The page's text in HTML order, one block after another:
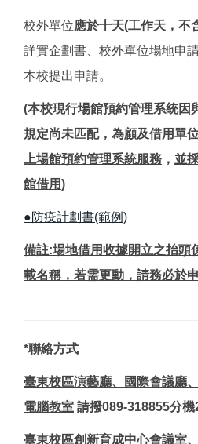
校外單位應於十天(工作天，不
詳實企劃書、校外單位場地申
本校提出申請。
(本校現行場館預約管理系統因
規定尚未匹配，為顧及借用單
上場館預約管理系統服務 ， 並
館借用)
●防疫計劃書(範例)
備註:場地借用收據開立之抬頭
載名稱，若需更動，請務必於
*聯絡方式
臺東校區演藝廳、國際會議廳
電腦教室 請撥089-318855分
臺東校區創新育成中心會議室